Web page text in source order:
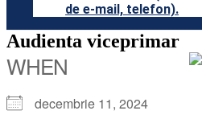
de e-mail, telefon).
Audienta viceprimar
WHEN
decembrie 11, 2024